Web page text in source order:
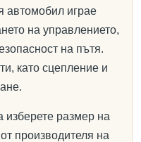
автомобил играе
на управлението,
на пътя.
като сцепление и
изберете размер на
производителя на